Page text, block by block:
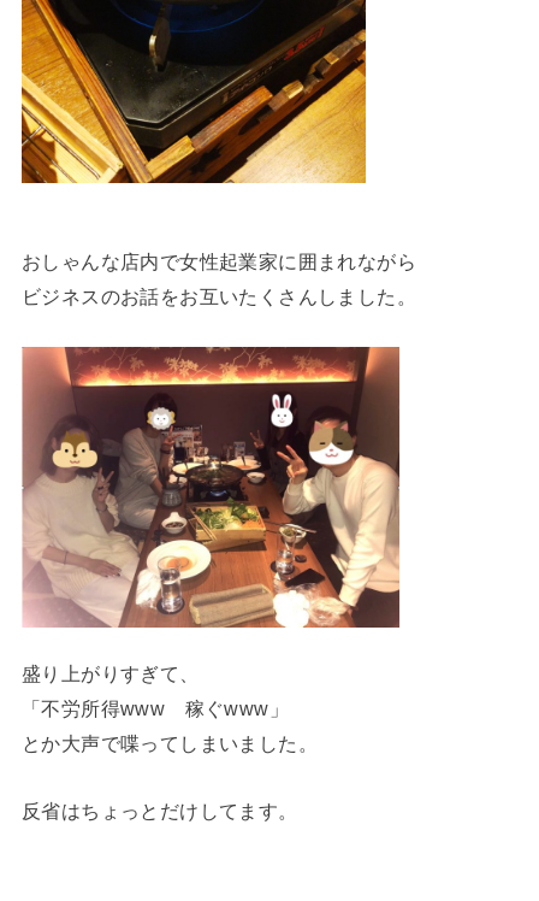
おしゃんな店内で女性起業家に囲まれながら
ビジネスのお話をお互いたくさんしました。
盛り上がりすぎて、
「不労所得www 稼ぐwww」
とか大声で喋ってしまいました。
反省はちょっとだけしてます。